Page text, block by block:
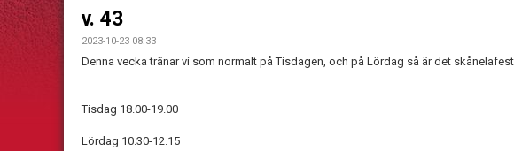
v. 43
2023-10-23 08:33
Denna vecka tränar vi som normalt på Tisdagen, och på Lördag så är det
Tisdag 18.00-19.00
Lördag 10.30-12.15